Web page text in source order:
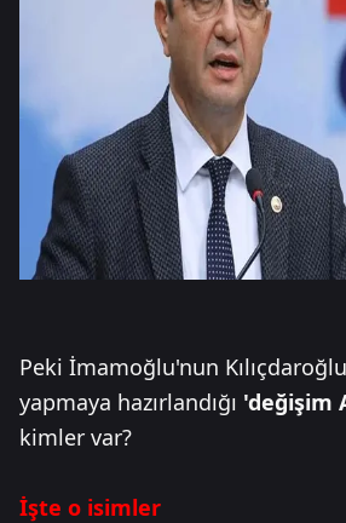
Peki İmamoğlu'nun
yapmaya hazırlandığı 'değişim
kimler var?
İşte o isimler